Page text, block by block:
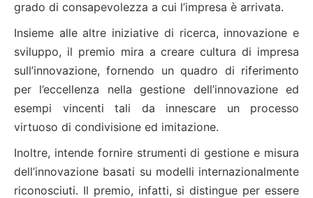
grado di consapevolezza a cui l’impresa è arrivata.
Insieme alle altre iniziative di ricerca, innovazione e
sviluppo, il premio mira a creare cultura di impresa
sull’innovazione, fornendo un quadro di riferimento
per l’eccellenza nella gestione dell’innovazione ed
esempi vincenti tali da innescare un processo
virtuoso di condivisione ed imitazione.
Inoltre, intende fornire strumenti di gestione e misura
dell’innovazione basati su modelli internazionalmente
riconosciuti. Il premio, infatti, si distingue per essere